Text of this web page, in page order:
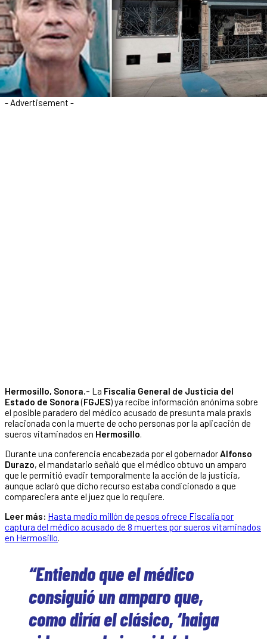
- Advertisement -
Hermosillo, Sonora.- La Fiscalía General de Justicia del
Estado de Sonora(FGJES) ya recibe información anónima sobre
el posible paradero del médico acusado de presunta mala praxis
relacionada con la muerte de ocho personas por la aplicación de
sueros vitaminados en Hermosillo.
Durante una conferencia encabezada por el gobernadorAlfonso
Durazo, el mandatario señaló que el médico obtuvo un amparo
que le permitió evadir temporalmente la acción de la justicia,
aunque aclaró que dicho recurso estaba condicionado a que
compareciera ante el juez que lo requiere.
Leer más: Hasta medio millón de pesos ofrece Fiscalía por
captura del médico acusado de 8 muertes por sueros vitaminados
en Hermosillo.
“Entiendo que el médico
consiguió un amparo que,
como diría el clásico, ‘haiga